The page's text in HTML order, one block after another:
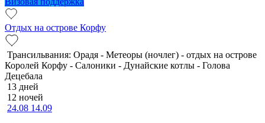
Отдых на острове Корфу
Трансильвания: Орадя - Метеоры (ночлег) - отдых на острове
Королей Корфу - Салоники - Дунайские котлы - Голова
Децебала
13 дней
12 ночей
24.08 14.09